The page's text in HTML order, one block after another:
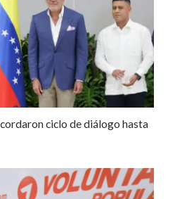
ciclo de diálogo hasta